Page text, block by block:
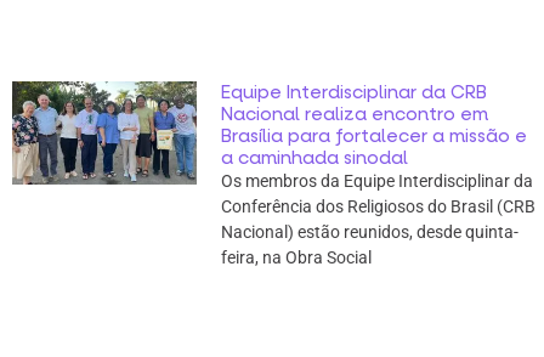
Equipe Interdisciplinar da CRB
Nacional realiza encontro em
Brasília para fortalecer a missão e
a caminhada sinodal
Os membros da Equipe Interdisciplinar da
Conferência dos Religiosos do Brasil (CRB
Nacional) estão reunidos, desde quinta-
feira, na Obra Social